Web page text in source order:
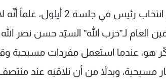
ولاحظَت المصادر أنّ المؤشرات لا توحي
العام لـ”حزب الله” السيّد حسن نصر الله
هو، عندما استعمل مفردات مسيحية
مسيحية، وبدلاً من أن نلاقيَه عند